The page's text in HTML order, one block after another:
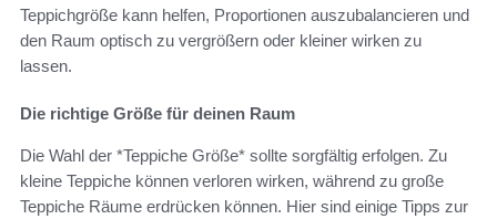
Teppichgröße kann helfen, Proportionen auszubalancieren und
den Raum optisch zu vergrößern oder kleiner wirken zu
lassen.
Die richtige Größe für deinen Raum
Die Wahl der *Teppiche Größe* sollte sorgfältig erfolgen. Zu
kleine Teppiche können verloren wirken, während zu große
Teppiche Räume erdrücken können. Hier sind einige Tipps zur